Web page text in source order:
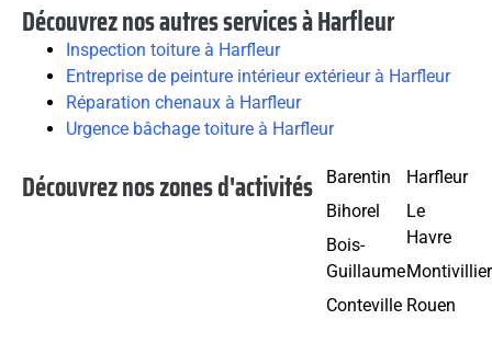
Découvrez nos autres services à Harfleur
Inspection toiture à Harfleur
Entreprise de peinture intérieur extérieur à Harfleur
Réparation chenaux à Harfleur
Urgence bâchage toiture à Harfleur
Découvrez nos zones d'activités
Barentin
Bihorel
Bois-
Guillaume
Conteville
Harfleur
Le
Havre
Rouen